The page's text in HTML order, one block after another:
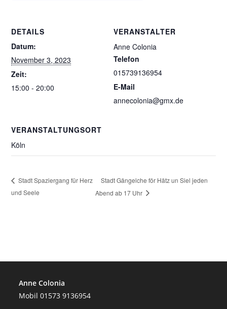
DETAILS
Datum:
November 3, 2023
Zeit:
15:00 - 20:00
VERANSTALTER
Anne Colonia
Telefon
015739136954
E-Mail
annecolonia@gmx.de
VERANSTALTUNGSORT
Köln
Stadt Spaziergang für Herz
und Seele
Stadt Gängelche för Hätz un Siel jeden
Abend ab 17 Uhr
Anne Colonia
Mobil 01573 9136954